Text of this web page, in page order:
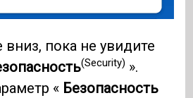
вниз, пока не увидите
(Security) ».
« Безопасность